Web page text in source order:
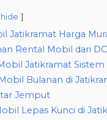
hide
Jatikramat Harga
Rental Mobil dari
Jatikramat Sistem
Bulanan di
Jemput
Lepas Kunci di